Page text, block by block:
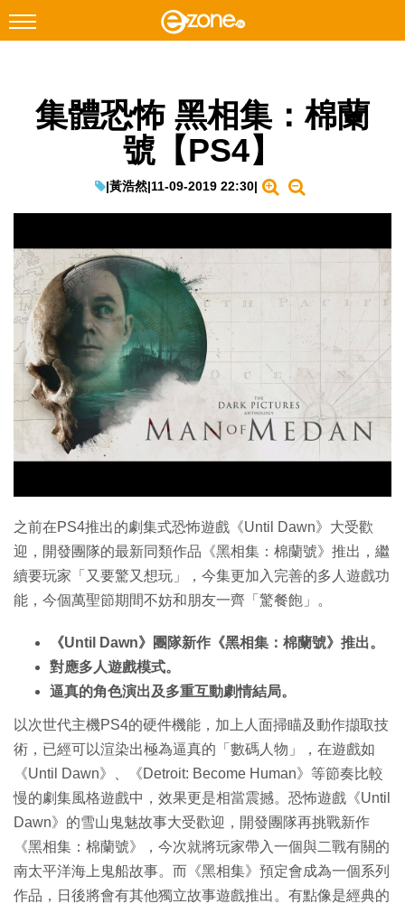
Facebook Instagram
遊戲動漫
教學評測
EduTech
IT Times
生成式AI與雲端應用
Enterprise Digital Transformation
集體恐怖 黑相集：棉蘭
號【PS4】
|黃浩然|11-09-2019 22:30|
之前在PS4推出的劇集式恐怖遊戲《Until Dawn》大受歡
迎，開發團隊的最新同類作品《黑相集：棉蘭號》推出，繼
續要玩家「又要驚又想玩」，今集更加入完善的多人遊戲功
能，今個萬聖節期間不妨和朋友一齊「驚餐飽」。
《Until Dawn》團隊新作《黑相集：棉蘭號》推出。
對應多人遊戲模式。
逼真的角色演出及多重互動劇情結局。
以次世代主機PS4的硬件機能，加上人面掃瞄及動作擷取技
術，已經可以渲染出極為逼真的「數碼人物」，在遊戲如
《Until Dawn》、《Detroit: Become Human》等節奏比較
慢的劇集風格遊戲中，效果更是相當震撼。恐怖遊戲《Until
Dawn》的雪山鬼魅故事大受歡迎，開發團隊再挑戰新作
《黑相集：棉蘭號》，今次就將玩家帶入一個與二戰有關的
南太平洋海上鬼船故事。而《黑相集》預定會成為一個系列
作品，日後將會有其他獨立故事遊戲推出。有點像是經典的